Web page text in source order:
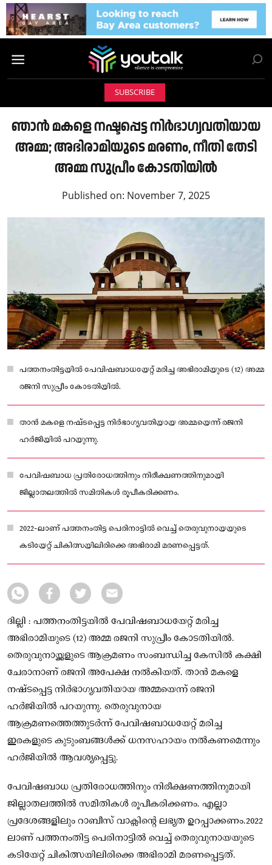
SUBSCRIBE
ഞാൻ മകളെ നഷ്ടപ്പെട്ട നിർഭാഗ്യവതിയായ
അമ്മ; അഭിരാമിയുടെ മരണം, നീതി തേടി
അമ്മ സുപ്രീം കോടതിയിൽ
Published on: November 7, 2025
പത്തനംതിട്ടയിൽ പേവിഷബാധയേറ്റ് മരിച്ച അഭിരാമിയുടെ (12) അമ്മ
രജനി സുപ്രീം കോടതിയിൽ.
താൻ മകളെ നഷ്ടപ്പെട്ട നിർഭാഗ്യവതിയായ അമ്മയെന്ന് രജനി
ഹര്‍ജിയിൽ പറയുന്നു.
പേവിഷബാധ പ്രതിരോധത്തിനും നിരീക്ഷണത്തിനുമായി
ജില്ലാതലത്തിൽ സമിതികൾ രൂപീകരിക്കണം.
2022-ലാണ് പത്തനംതിട്ട പെരിനാട്ടിൽ വെച്ച് തെരുവുനായയുടെ
കടിയേറ്റ് ചികിത്സയിലിരിക്കെ അഭിരാമി മരണപ്പെട്ടത്.
ദില്ലി : പത്തനംതിട്ടയിൽ പേവിഷബാധയേറ്റ് മരിച്ച
അഭിരാമിയുടെ (12) അമ്മ രജനി സുപ്രീം കോടതിയിൽ.
തെരുവുനായ്ക്കളുടെ ആക്രമണം സംബന്ധിച്ച കേസിൽ കക്ഷി
ചേരാനാണ് രജനി അപേക്ഷ നൽകിയത്. താൻ മകളെ
നഷ്ടപ്പെട്ട നിർഭാഗ്യവതിയായ അമ്മയെന്ന് രജനി
ഹര്‍ജിയിൽ പറയുന്നു. തെരുവുനായ
ആക്രമണത്തെത്തുടർന്ന് പേവിഷബാധയേറ്റ് മരിച്ച
ഇരകളുടെ കുടുംബങ്ങൾക്ക് ധനസഹായം നൽകണമെന്നും
ഹര്‍ജിയിൽ ആവശ്യപ്പെട്ടു.
പേവിഷബാധ പ്രതിരോധത്തിനും നിരീക്ഷണത്തിനുമായി
ജില്ലാതലത്തിൽ സമിതികൾ രൂപീകരിക്കണം. എല്ലാ
പ്രദേശങ്ങളിലും റാബീസ് വാക്സിൻ്റെ ലഭ്യത ഉറപ്പാക്കണം.2022
ലാണ് പത്തനംതിട്ട പെരിനാട്ടിൽ വെച്ച് തെരുവുനായയുടെ
കടിയേറ്റ് ചികിത്സയിലിരിക്കെ അഭിരാമി മരണപ്പെട്ടത്.